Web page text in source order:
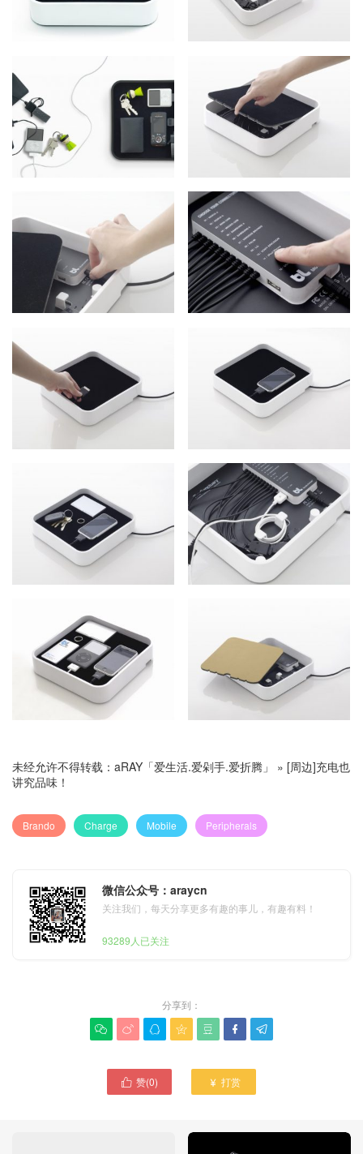
未经允许不得转载： aRAY「爱生活.爱剁手.爱折腾」 » [周边]充电也
讲究品味！
Brando Charge Mobile Peripherals
微信公众号：araycn
关注我们，每天分享更多有趣的事儿，有趣有料！
93289人已关注
分享到：
      
 赞(0)  打赏